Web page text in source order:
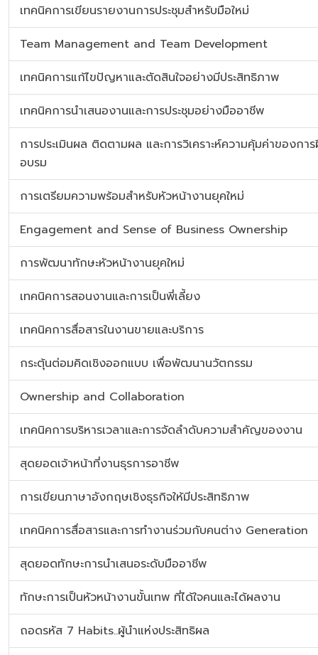
เทคนิคการเขียนรายงานการประชุมสำหรับมือใหม่
Team Management and Team Development
เทคนิคการแก้ไขปัญหาและตัดสินใจอย่างมีประสิทธิภาพ
เทคนิคการนำเสนองานและการประชุมอย่างมืออาชีพ
การประเมินผล ติดตามผล และการวิเคราะห์ความคุ้มค่าของกา
อบรม
การเตรียมความพร้อมสำหรับหัวหน้างานยุคใหม่
Engagement and Sense of Business Ownership
การพัฒนาทักษะหัวหน้างานยุคใหม่
เทคนิคการสอนงานและการเป็นพี่เลี้ยง
เทคนิคการสื่อสารในงานขายและบริการ
กระตุ้นต่อมคิดเชิงออกแบบ เพื่อพัฒนานวัตกรรม
Ownership and Collaboration
เทคนิคการบริหารเวลาและการจัดลำดับความสำคัญของงาน
สุดยอดเจ้าหน้าที่งานธุรการอาชีพ
การเขียนภาษาอังกฤษเชิงธุรกิจให้มีประสิทธิภาพ
เทคนิคการสื่อสารและการทำงานร่วมกับคนต่าง Generation
สุดยอดทักษะการนำเสนอระดับมืออาชีพ
ทักษะการเป็นหัวหน้างานขั้นเทพ ที่ได้ใจคนและได้ผลงาน
ถอดรหัส 7 Habits..ผู้นำแห่งประสิทธิผล